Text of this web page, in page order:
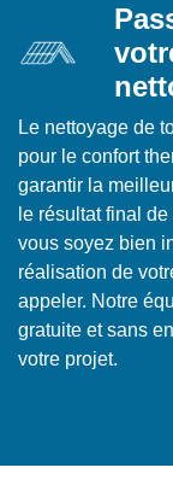
Le nettoyage de
pour le confort
garantir la
le résultat final
vous soyez bien
réalisation de
appeler. Notre
gratuite et sans
votre projet.